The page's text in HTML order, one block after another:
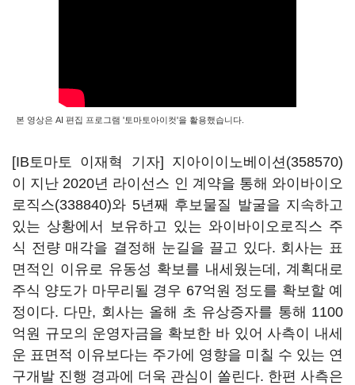
본 영상은 AI 편집 프로그램 '토마토아이컷'을 활용했습니다.
[IB토마토 이재혁 기자] 지아이이노베이션(358570)
이 지난 2020년 라이선스 인 계약을 통해 와이바이오
로직스(338840)와 5년째 후보물질 발굴을 지속하고
있는 상황에서 보유하고 있는 와이바이오로직스 주
식 전량 매각을 결정해 눈길을 끌고 있다. 회사는 표
면적인 이유로 유동성 확보를 내세웠는데, 계획대로
주식 양도가 마무리될 경우 67억원 정도를 확보할 예
정이다. 다만, 회사는 올해 초 유상증자를 통해 1100
억원 규모의 운영자금을 확보한 바 있어 사측이 내세
운 표면적 이유보다는 주가에 영향을 미칠 수 있는 연
구개발 진행 경과에 더욱 관심이 쏠린다. 한편 사측은